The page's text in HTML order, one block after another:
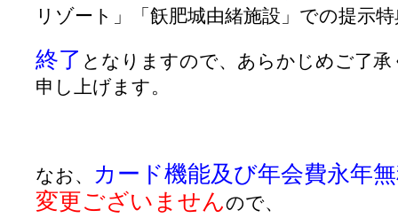
リゾート」「飫肥城由緒施設」での提示
終了 となりますので、 あらかじめご了
申し上げます。
なお、
カード機能及び年会費永年
変更ございませんので、